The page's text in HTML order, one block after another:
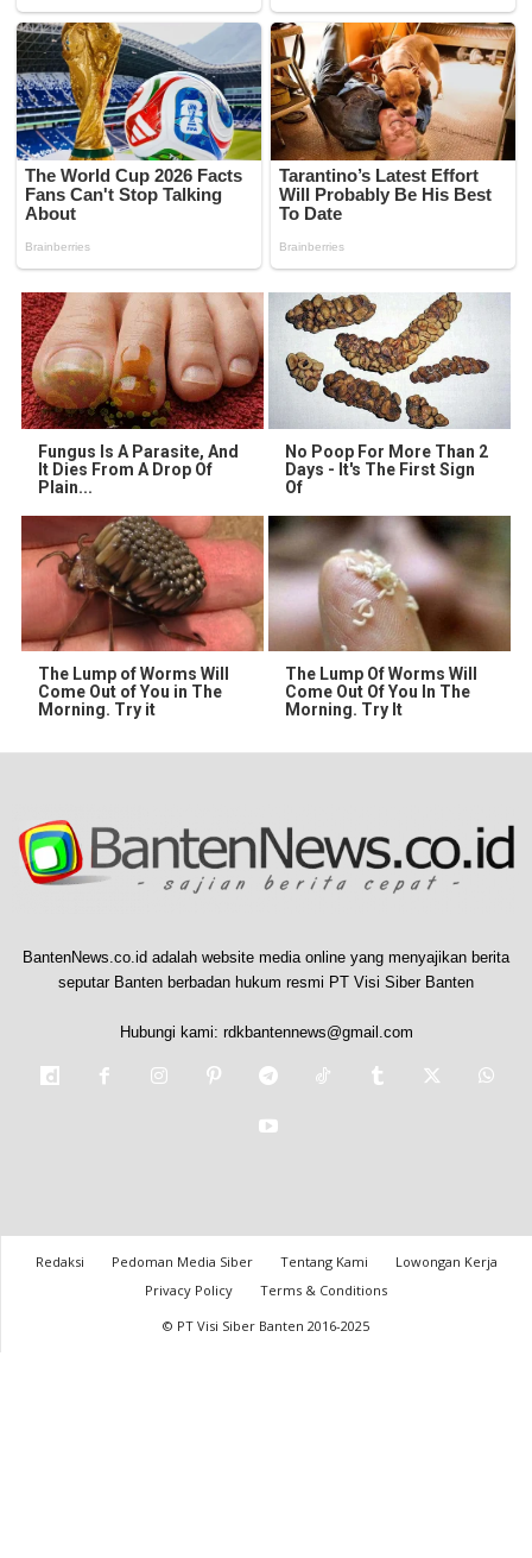
Fungus Is A Parasite, And
It Dies From A Drop Of
Plain...
No Poop For More Than 2
Days - It's The First Sign
Of
The Lump of Worms Will
Come Out of You in The
Morning. Try it
The Lump Of Worms Will
Come Out Of You In The
Morning. Try It
BantenNews.co.id adalah website media online yang menyajikan berita
seputar Banten berbadan hukum resmi PT Visi Siber Banten
Hubungi kami: rdkbantennews@gmail.com
Redaksi Pedoman Media Siber Tentang Kami
Lowongan Kerja
Privacy Policy
Terms & Conditions
© PT Visi Siber Banten 2016-2025